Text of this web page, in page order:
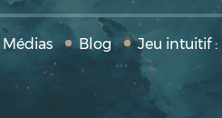
Médias Blog Jeu intuitif :